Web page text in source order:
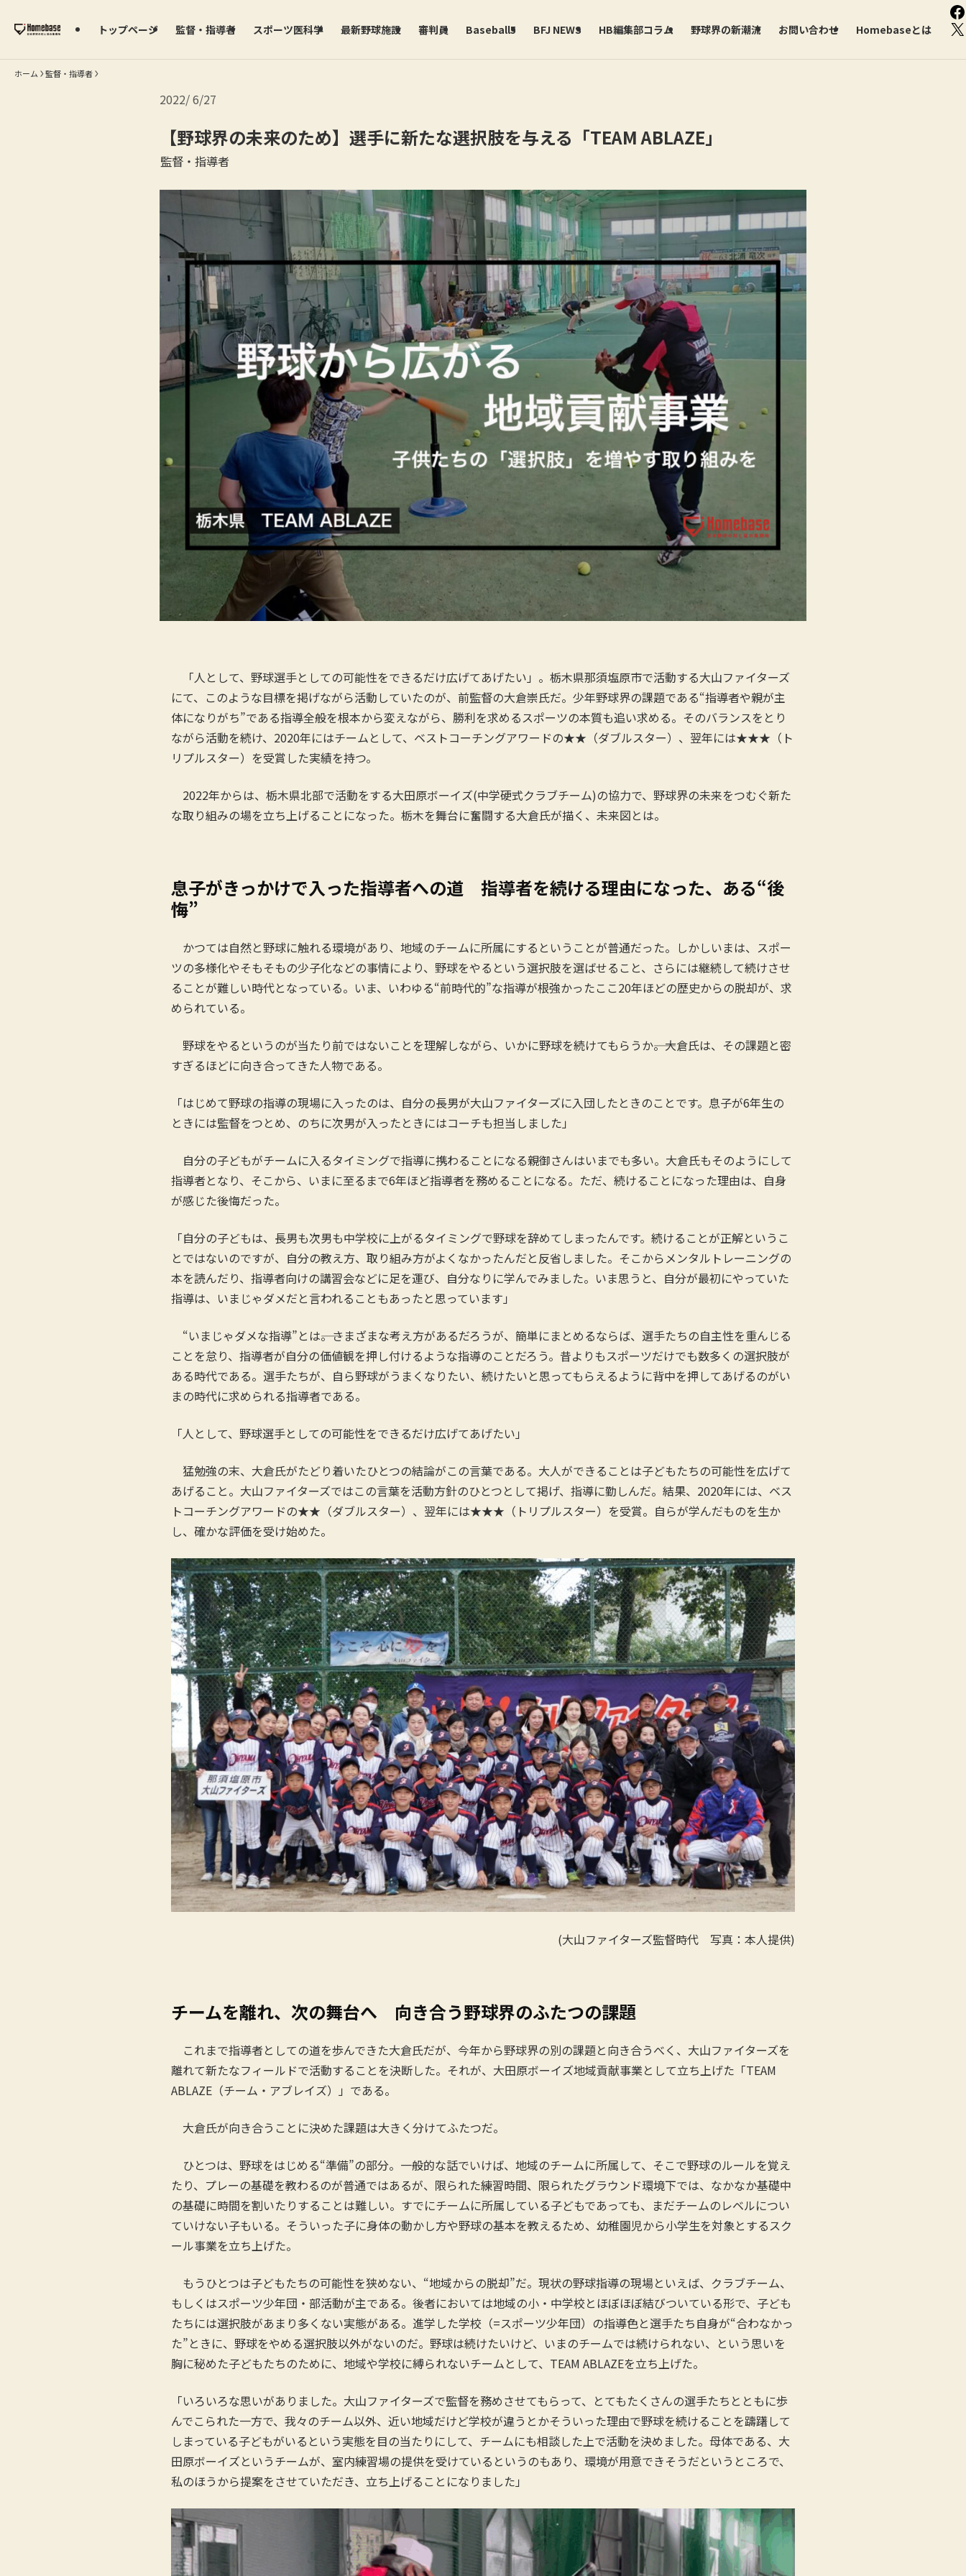
トップページ 監督・指導者 スポーツ医科学 最新野球施設 審判員 Baseball5 BFJ NEWS HB編集部コラム 野球界の新潮流 お問い合わせ Homebaseとは X
ホーム 監督・指導者
2022 6/27
【野球界の未来のため】選手に新たな選択肢を与える「TEAM ABLAZE」
監督・指導者
「人として、野球選手としての可能性をできるだけ広げてあげたい」。栃木県那須塩原市で活動する大山ファイターズ
にて、このような目標を掲げながら活動していたのが、前監督の大倉崇氏だ。少年野球界の課題である“指導者や親が主
体になりがち”である指導全般を根本から変えながら、勝利を求めるスポーツの本質も追い求める。そのバランスをとり
ながら活動を続け、2020年にはチームとして、ベストコーチングアワードの★★（ダブルスター）、翌年には★★★（ト
リプルスター）を受賞した実績を持つ。
2022年からは、栃木県北部で活動をする大田原ボーイズ(中学硬式クラブチーム)の協力で、野球界の未来をつむぐ新た
な取り組みの場を立ち上げることになった。栃木を舞台に奮闘する大倉氏が描く、未来図とは。
息子がきっかけで入った指導者への道 指導者を続ける理由になった、ある“後
悔”
かつては自然と野球に触れる環境があり、地域のチームに所属にするということが普通だった。しかしいまは、スポー
ツの多様化やそもそもの少子化などの事情により、野球をやるという選択肢を選ばせること、さらには継続して続けさせ
ることが難しい時代となっている。いま、いわゆる“前時代的”な指導が根強かったここ20年ほどの歴史からの脱却が、求
められている。
野球をやるというのが当たり前ではないことを理解しながら、いかに野球を続けてもらうか――。大倉氏は、その課題と密
すぎるほどに向き合ってきた人物である。
「はじめて野球の指導の現場に入ったのは、自分の長男が大山ファイターズに入団したときのことです。息子が6年生の
ときには監督をつとめ、のちに次男が入ったときにはコーチも担当しました」
自分の子どもがチームに入るタイミングで指導に携わることになる親御さんはいまでも多い。大倉氏もそのようにして
指導者となり、そこから、いまに至るまで6年ほど指導者を務めることになる。ただ、続けることになった理由は、自身
が感じた後悔だった。
「自分の子どもは、長男も次男も中学校に上がるタイミングで野球を辞めてしまったんです。続けることが正解というこ
とではないのですが、自分の教え方、取り組み方がよくなかったんだと反省しました。そこからメンタルトレーニングの
本を読んだり、指導者向けの講習会などに足を運び、自分なりに学んでみました。いま思うと、自分が最初にやっていた
指導は、いまじゃダメだと言われることもあったと思っています」
“いまじゃダメな指導”とは――。さまざまな考え方があるだろうが、簡単にまとめるならば、選手たちの自主性を重んじる
ことを怠り、指導者が自分の価値観を押し付けるような指導のことだろう。昔よりもスポーツだけでも数多くの選択肢が
ある時代である。選手たちが、自ら野球がうまくなりたい、続けたいと思ってもらえるように背中を押してあげるのがい
まの時代に求められる指導者である。
「人として、野球選手としての可能性をできるだけ広げてあげたい」
猛勉強の末、大倉氏がたどり着いたひとつの結論がこの言葉である。大人ができることは子どもたちの可能性を広げて
あげること。大山ファイターズではこの言葉を活動方針のひとつとして掲げ、指導に勤しんだ。結果、2020年には、ベス
トコーチングアワードの★★（ダブルスター）、翌年には★★★（トリプルスター）を受賞。自らが学んだものを生か
し、確かな評価を受け始めた。
(大山ファイターズ監督時代 写真：本人提供)
チームを離れ、次の舞台へ 向き合う野球界のふたつの課題
これまで指導者としての道を歩んできた大倉氏だが、今年から野球界の別の課題と向き合うべく、大山ファイターズを
離れて新たなフィールドで活動することを決断した。それが、大田原ボーイズ地域貢献事業として立ち上げた「TEAM
ABLAZE（チーム・アブレイズ）」である。
大倉氏が向き合うことに決めた課題は大きく分けてふたつだ。
ひとつは、野球をはじめる“準備”の部分。一般的な話でいけば、地域のチームに所属して、そこで野球のルールを覚え
たり、プレーの基礎を教わるのが普通ではあるが、限られた練習時間、限られたグラウンド環境下では、なかなか基礎中
の基礎に時間を割いたりすることは難しい。すでにチームに所属している子どもであっても、まだチームのレベルについ
ていけない子もいる。そういった子に身体の動かし方や野球の基本を教えるため、幼稚園児から小学生を対象とするスク
ール事業を立ち上げた。
もうひとつは子どもたちの可能性を狭めない、“地域からの脱却”だ。現状の野球指導の現場といえば、クラブチーム、
もしくはスポーツ少年団・部活動が主である。後者においては地域の小・中学校とほぼほぼ結びついている形で、子ども
たちには選択肢があまり多くない実態がある。進学した学校（=スポーツ少年団）の指導色と選手たち自身が“合わなかっ
た”ときに、野球をやめる選択肢以外がないのだ。野球は続けたいけど、いまのチームでは続けられない、という思いを
胸に秘めた子どもたちのために、地域や学校に縛られないチームとして、TEAM ABLAZEを立ち上げた。
「いろいろな思いがありました。大山ファイターズで監督を務めさせてもらって、とてもたくさんの選手たちとともに歩
んでこられた一方で、我々のチーム以外、近い地域だけど学校が違うとかそういった理由で野球を続けることを躊躇して
しまっている子どもがいるという実態を目の当たりにして、チームにも相談した上で活動を決めました。母体である、大
田原ボーイズというチームが、室内練習場の提供を受けているというのもあり、環境が用意できそうだというところで、
私のほうから提案をさせていただき、立ち上げることになりました」